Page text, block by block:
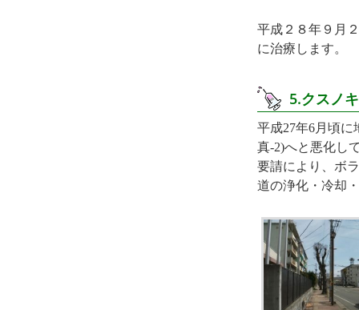
平成２８年９月
に治療します。
5.クスノ
平成27年6月頃
真-2)へと悪化し
要請により、ボ
道の浄化・冷却